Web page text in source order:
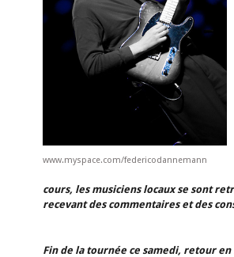
www.myspace.com/federicodannemann
cours, les musiciens locaux se sont
recevant des commentaires et des
Fin de la tournée ce samedi, retour